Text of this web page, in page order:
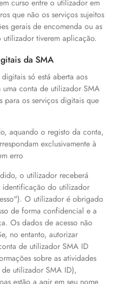
curso entre o utilizador em
que não os serviços sujeitos
gerais de encomenda ou as
tiverem aplicação.
da SMA
só está aberta aos
uma conta de utilizador SMA
para os serviços digitais que
aquando o registo da conta,
exclusivamente à
erro
o utilizador receberá
identificação do utilizador
O utilizador é obrigado
de forma confidencial e a
Os dados de acesso não
no entanto, autorizar
de utilizador SMA ID
sobre as atividades
utilizador SMA ID),